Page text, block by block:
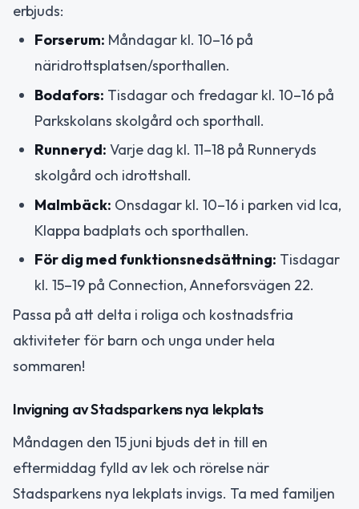
erbjuds:
Forserum: Måndagar kl. 10–16 på
näridrottsplatsen/sporthallen.
Bodafors: Tisdagar och fredagar kl. 10–16 på
Parkskolans skolgård och sporthall.
Runneryd: Varje dag kl. 11–18 på Runneryds
skolgård och idrottshall.
Malmbäck: Onsdagar kl. 10–16 i parken vid Ica,
Klappa badplats och sporthallen.
För dig med funktionsnedsättning: Tisdagar
kl. 15–19 på Connection, Anneforsvägen 22.
Passa på att delta i roliga och kostnadsfria
aktiviteter för barn och unga under hela
sommaren!
Invigning av Stadsparkens nya lekplats
Måndagen den 15 juni bjuds det in till en
eftermiddag fylld av lek och rörelse när
Stadsparkens nya lekplats invigs. Ta med familjen